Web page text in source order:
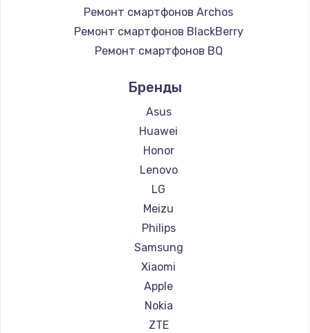
Ремонт смартфонов Archos
Ремонт смартфонов BlackBerry
Ремонт смартфонов BQ
Ремонт смартфонов Digma
Ремонт смартфонов Ginzzu
Ремонт смартфонов Highscreen
Ремонт смартфонов Irbis
Ремонт смартфонов Kyocera
Ремонт смартфонов LeEco
Ремонт смартфонов OnePlus
Ремонт смартфонов teXet
Ремонт смартфонов Motorola
Ремонт смартфонов Prestigio
Ремонт смартфонов Vertex
Ремонт смартфонов Microsoft
Ремонт смартфонов Sharp
Бренды
Asus
Huawei
Honor
Lenovo
LG
Meizu
Philips
Samsung
Xiaomi
Apple
Nokia
ZTE